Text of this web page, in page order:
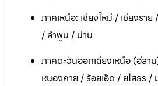
ภาคเหนือ: เชียงใหม่ / เชียงรา
/ ลำพูน / น่าน
ภาคตะวันออกเฉียงเหนือ (อีส
หนองคาย / ร้อยเอ็ด / ยโสธร